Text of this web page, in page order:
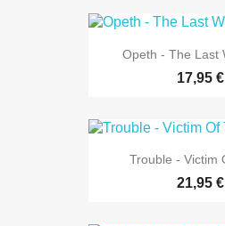
Opeth - The Last
17,95 €
Trouble - Victim
21,95 €